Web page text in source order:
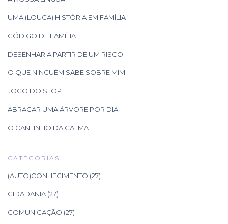
UMA (LOUCA) HISTÓRIA EM FAMÍLIA
CÓDIGO DE FAMÍLIA
DESENHAR A PARTIR DE UM RISCO
O QUE NINGUÉM SABE SOBRE MIM
JOGO DO STOP
ABRAÇAR UMA ÁRVORE POR DIA
O CANTINHO DA CALMA
CATEGORIAS
(AUTO)CONHECIMENTO (27)
CIDADANIA (27)
COMUNICAÇÃO (27)